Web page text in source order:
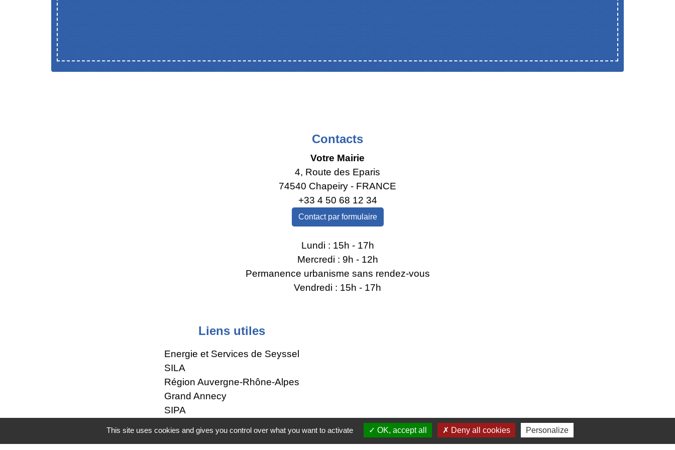
Contacts
Votre Mairie
4, Route des Eparis
74540 Chapeiry - FRANCE
+33 4 50 68 12 34
Contact par formulaire
Lundi : 15h - 17h
Mercredi : 9h - 12h
Permanence urbanisme sans rendez-vous
Vendredi : 15h - 17h
Liens utiles
Energie et Services de Seyssel
SILA
Région Auvergne-Rhône-Alpes
Grand Annecy
SIPA
Accessibilité - Plan du site - Gestion des cookies
This site uses cookies and gives you control over what you want to activate OK, accept all Deny all cookies Personalize